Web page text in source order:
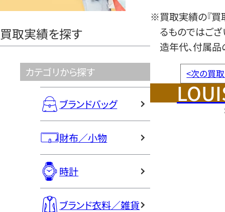
買取実績を探す
カテゴリから探す
ブランドバッグ
財布／小物
時計
ブランド衣料／雑貨
※買取実績の『買
るものではござ
造年代、付属品
<次の買